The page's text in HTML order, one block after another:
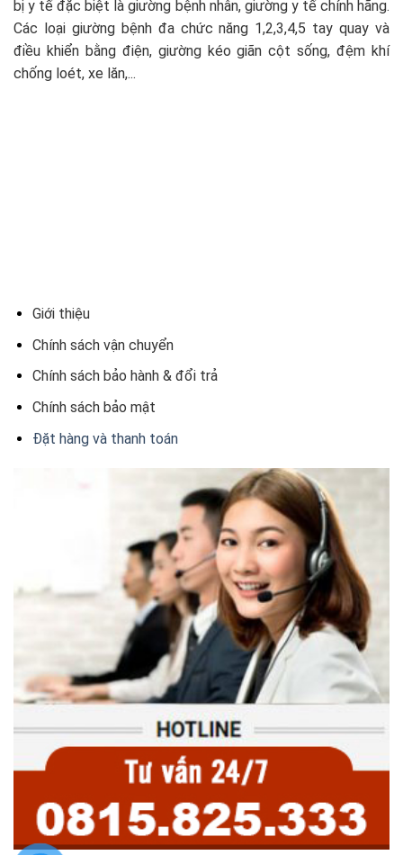
bị y tế đặc biệt là giường bệnh nhân, giường y tế chính hãng.
Các loại giường bệnh đa chức năng 1,2,3,4,5 tay quay và
điều khiển bằng điện, giường kéo giãn cột sống, đệm khí
chống loét, xe lăn,...
Giới thiệu
Chính sách vận chuyển
Chính sách bảo hành & đổi trả
Chính sách bảo mật
Đặt hàng và thanh toán